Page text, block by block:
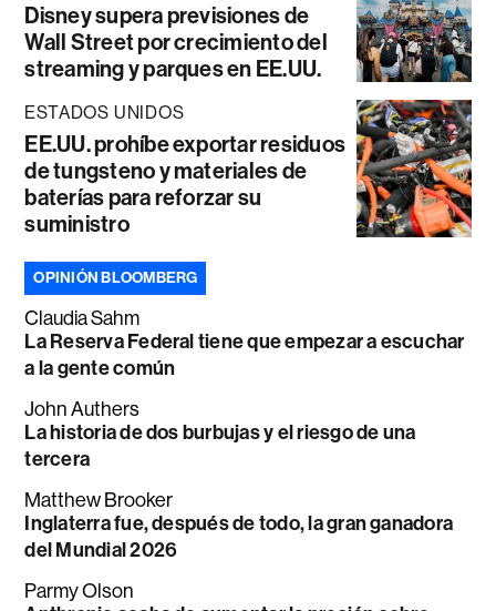
Disney supera previsiones de
Wall Street por crecimiento del
streaming y parques en EE.UU.
ESTADOS UNIDOS
EE.UU. prohíbe exportar residuos
de tungsteno y materiales de
baterías para reforzar su
suministro
OPINIÓN BLOOMBERG
Claudia Sahm
La Reserva Federal tiene que empezar a escuchar
a la gente común
John Authers
La historia de dos burbujas y el riesgo de una
tercera
Matthew Brooker
Inglaterra fue, después de todo, la gran ganadora
del Mundial 2026
Parmy Olson